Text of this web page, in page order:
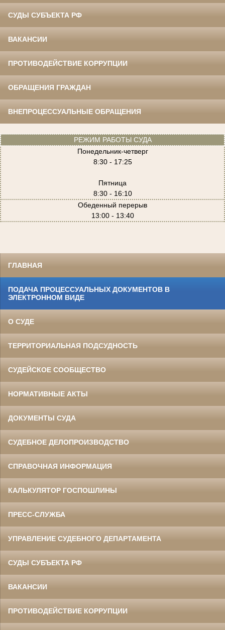
СУДЫ СУБЪЕКТА РФ
ВАКАНСИИ
ПРОТИВОДЕЙСТВИЕ КОРРУПЦИИ
ОБРАЩЕНИЯ ГРАЖДАН
ВНЕПРОЦЕССУАЛЬНЫЕ ОБРАЩЕНИЯ
РЕЖИМ РАБОТЫ СУДА
Понедельник-четверг
8:30 - 17:25
Пятница
8:30 - 16:10
Обеденный перерыв
13:00 - 13:40
ГЛАВНАЯ
ПОДАЧА ПРОЦЕССУАЛЬНЫХ ДОКУМЕНТОВ В
ЭЛЕКТРОННОМ ВИДЕ
О СУДЕ
ТЕРРИТОРИАЛЬНАЯ ПОДСУДНОСТЬ
СУДЕЙСКОЕ СООБЩЕСТВО
НОРМАТИВНЫЕ АКТЫ
ДОКУМЕНТЫ СУДА
СУДЕБНОЕ ДЕЛОПРОИЗВОДСТВО
СПРАВОЧНАЯ ИНФОРМАЦИЯ
КАЛЬКУЛЯТОР ГОСПОШЛИНЫ
ПРЕСС-СЛУЖБА
УПРАВЛЕНИЕ СУДЕБНОГО ДЕПАРТАМЕНТА
СУДЫ СУБЪЕКТА РФ
ВАКАНСИИ
ПРОТИВОДЕЙСТВИЕ КОРРУПЦИИ